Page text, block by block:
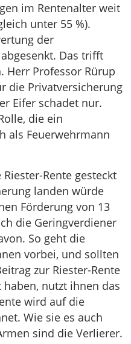
im Rentenalter weit
unter 55 %).
der
Das trifft
Herr Professor Rürup
die Privatversicherung
Eifer schadet nur.
die ein
als Feuerwehrmann
Rente gesteckt
landen würde
Förderung von 13
die Geringverdiener
So geht die
vorbei, und sollten
zur Riester-Rente
nutzt ihnen das
wird auf die
Wie sie es auch
sind die Verlierer.